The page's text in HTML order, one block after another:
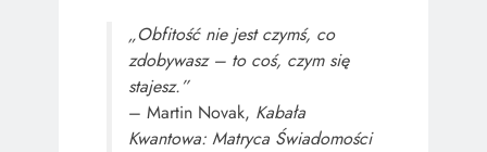
„Obfitość nie jest czymś, co
zdobywasz – to coś, czym się
stajesz.”
– Martin Novak, Kabała
Kwantowa: Matryca Świadomości